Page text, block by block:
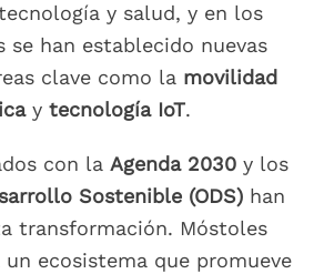
y salud, y en los
se han establecido nuevas
clave como la movilidad
y tecnología IoT.
con la Agenda 2030 y los
Sostenible (ODS) han
transformación. Móstoles
ecosistema que promueve